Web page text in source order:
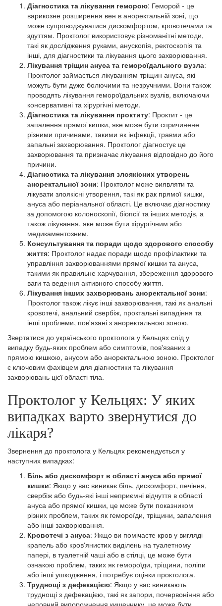
Діагностика та лікування геморою: Геморой - це
варикозне розширення вен в аноректальній зоні, що
може супроводжуватися дискомфортом, кровотечами та
здуттям. Проктолог використовує різноманітні методи,
такі як дослідження руками, анускопія, ректоскопія та
інші, для діагностики та лікування цього захворювання.
Лікування тріщин ануса та гемороїдального вузла:
Проктолог займається лікуванням тріщин ануса, які
можуть бути дуже болючими та незручними. Вони також
проводять лікування гемороїдальних вузлів, включаючи
консервативні та хірургічні методи.
Діагностика та лікування проктиту: Проктит - це
запалення прямої кишки, яке може бути спричинене
різними причинами, такими як інфекції, травми або
запальні захворювання. Проктолог діагностує це
захворювання та призначає лікування відповідно до його
причини.
Діагностика та лікування злоякісних утворень
аноректальної зони: Проктолог може виявляти та
лікувати злоякісні утворення, такі як рак прямої кишки,
ануса або періанальної області. Це включає діагностику
за допомогою колоноскопії, біопсії та інших методів, а
також лікування, яке може бути хірургічним або
медикаментозним.
Консультування та поради щодо здорового способу
життя: Проктолог надає поради щодо профілактики та
управління захворюваннями прямої кишки та ануса,
такими як правильне харчування, збереження здорового
ваги та ведення активного способу життя.
Лікування інших захворювань аноректальної зони:
Проктолог також лікує інші захворювання, такі як анальні
кровотечі, анальний свербіж, проктальні випадіння та
інші проблеми, пов'язані з аноректальною зоною.
Звертатися до українського проктолога у Кельцях слід у
випадку будь-яких проблем або симптомів, пов'язаних з
прямою кишкою, анусом або аноректальною зоною. Проктолог
є ключовим фахівцем для діагностики та лікування
захворювань цієї області тіла.
Проктолог у Кельцях: У яких
випадках варто звернутися до
лікаря?
Звернення до проктолога у Кельцях рекомендується у
наступних випадках:
Біль або дискомфорт в області ануса або прямої
кишки: Якщо у вас виникає біль, дискомфорт, печіння,
свербіж або будь-які інші неприємні відчуття в області
ануса або прямої кишки, це може бути показником
різних проблем, таких як гемороїди, тріщини, запалення
або інші захворювання.
Кровотечі з ануса: Якщо ви помічаєте кров у вигляді
крапель або кров'янистих виділень на туалетному
папері, в туалетній чаші або в стілці, це може бути
ознакою проблем, таких як гемороїди, тріщини, поліпи
або інші ушкодження, і потребує оцінки проктолога.
Труднощі з дефекацією: Якщо у вас виникають
труднощі з дефекацією, такі як запори, почервоніння або